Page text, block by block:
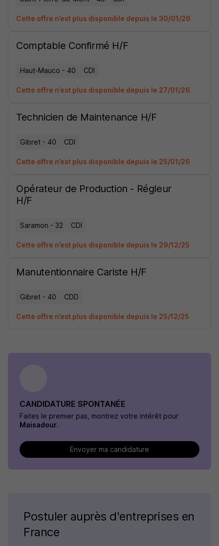
Cette offre n’est plus disponible depuis le 30/01/26
Comptable Confirmé H/F
Haut-Mauco - 40 CDI
Cette offre n’est plus disponible depuis le 27/01/26
Technicien de Maintenance H/F
Gibret - 40 CDI
Cette offre n’est plus disponible depuis le 25/01/26
Opérateur de Production - Régleur
H/F
Saramon - 32 CDI
Cette offre n’est plus disponible depuis le 29/12/25
Manutentionnaire Cariste H/F
Gibret - 40 CDD
Cette offre n’est plus disponible depuis le 25/12/25
CANDIDATURE SPONTANÉE
Faites le premier pas, montrez votre intérêt pour
Maisadour.
Envoyer ma candidature
Postuler auprès d'entreprises en
France